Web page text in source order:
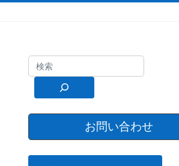
お問い合わせ